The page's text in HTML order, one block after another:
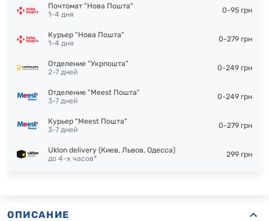
Почтомат "Нова Пошта"
1-4 дня
0-95 грн
Курьер "Нова Пошта"
1-4 дня
0-279 грн
Отделение "Укрпошта"
2-7 дней
0-249 грн
Отделение "Meest Пошта"
3-7 дней
0-249 грн
Курьер "Meest Пошта"
3-7 дней
0-279 грн
Uklon delivery (Киев, Львов, Одесса)
до 4-х часов*
299 грн
ОПИСАНИЕ